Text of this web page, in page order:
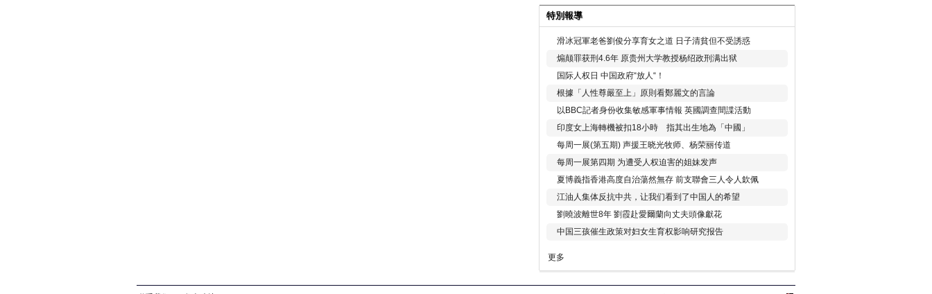
特別報導
滑冰冠軍老爸劉俊分享育女之道 日子清貧但不受誘惑
煽颠罪获刑4.6年 原贵州大学教授杨绍政刑满出狱
国际人权日 中国政府“放人“！
根據「人性尊嚴至上」原則看鄭麗文的言論
以BBC記者身份收集敏感軍事情報 英國調查間諜活動
印度女上海轉機被扣18小時 指其出生地為「中國」
每周一展(第五期) 声援王晓光牧师、杨荣丽传道
每周一展第四期 为遭受人权迫害的姐妹发声
夏博義指香港高度自治蕩然無存 前支聯會三人令人欽佩
江油人集体反抗中共，让我们看到了中国人的希望
劉曉波離世8年 劉霞赴愛爾蘭向丈夫頭像獻花
中国三孩催生政策对妇女生育权影响研究报告
更多